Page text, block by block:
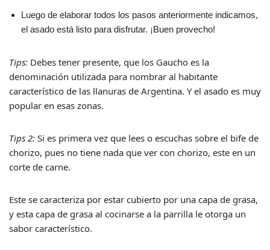
Luego de elaborar todos los pasos anteriormente indicamos,
el asado está listo para disfrutar. ¡Buen provecho!
Tips: Debes tener presente, que los Gaucho es la
denominación utilizada para nombrar al habitante
característico de las llanuras de Argentina. Y el asado es muy
popular en esas zonas.
Tips 2: Si es primera vez que lees o escuchas sobre el bife de
chorizo, pues no tiene nada que ver con chorizo, este en un
corte de carne.
Este se caracteriza por estar cubierto por una capa de grasa,
y esta capa de grasa al cocinarse a la parrilla le otorga un
sabor característico.